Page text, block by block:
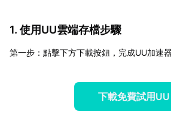
1. 使用UU雲端存檔步驟
第一步：點擊下方下載按鈕，完成UU加速
下載免費試用UU